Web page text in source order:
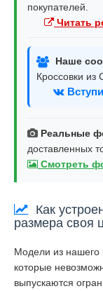
покупателей.
Читать
Наше
Кроссовки
Реальные
доставленных
Смотреть
Как
размера своя
Модели из нашего
которые
выпускаются